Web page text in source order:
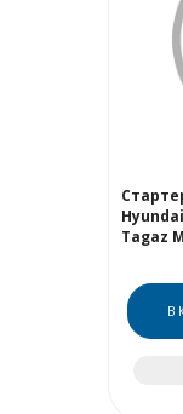
Tagaz
В